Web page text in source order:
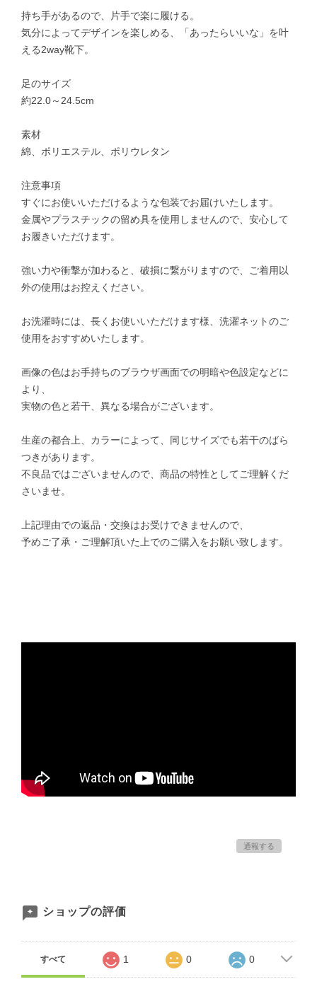
持ち手があるので、片手で楽に履ける。
気分によってデザインを楽しめる、「あったらいいな」を叶
える2way靴下。
足のサイズ
約22.0～24.5cm
素材
綿、ポリエステル、ポリウレタン
注意事項
すぐにお使いいただけるような包装でお届けいたします。
金属やプラスチックの留め具を使用しませんので、安心して
お履きいただけます。
強い力や衝撃が加わると、破損に繋がりますので、ご着用以
外の使用はお控えください。
お洗濯時には、長くお使いいただけます様、洗濯ネットのご
使用をおすすめいたします。
画像の色はお手持ちのブラウザ画面での明暗や色設定などに
より、
実物の色と若干、異なる場合がございます。
生産の都合上、カラーによって、同じサイズでも若干のばら
つきがあります。
不良品ではございませんので、商品の特性としてご理解くだ
さいませ。
上記理由での返品・交換はお受けできませんので、
予めご了承・ご理解頂いた上でのご購入をお願い致します。
通報する
ショップの評価
すべて 1 0 0